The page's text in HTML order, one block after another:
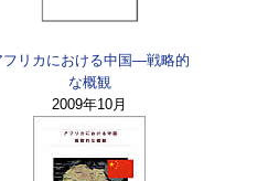
フリカにおける中国—戦略的
な概観
2009年10月